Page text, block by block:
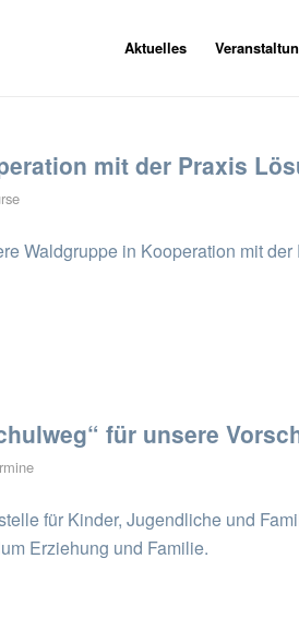
Aktuelles
mit der Praxis
Waldgruppe in Kooperation mit
für unsere
für Kinder, Jugendliche und
Erziehung und Familie.